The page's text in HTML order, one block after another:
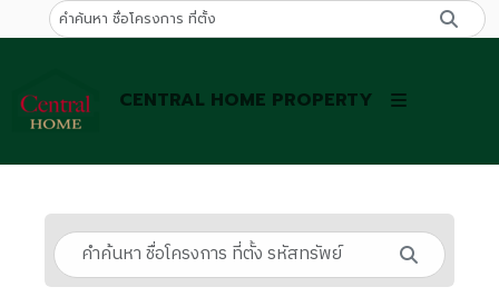
CENTRAL HOME PROPERTY